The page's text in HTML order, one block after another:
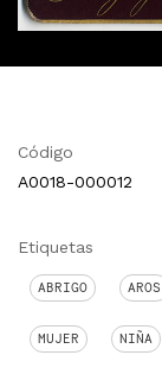
Código
A0018-000012
Etiquetas
ABRIGO AROS
MUJER NIÑA